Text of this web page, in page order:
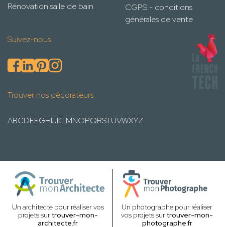
Rénovation salle de bain
CGPS - conditions
générales de vente
Suivez-nous
Trouver nos décorateurs
ABCDEFGHIJKLMNOPQRSTUVWXYZ
Un architecte pour réaliser vos
projets surtrouver-mon-
architecte.fr
Un photographe pour réaliser
vos projets surtrouver-mon-
photographe.fr